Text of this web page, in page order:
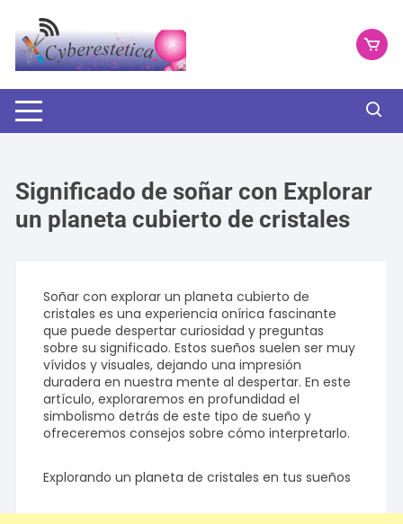
contenido
Significado de soñar con Explorar
un planeta cubierto de cristales
Soñar con explorar un planeta cubierto de
cristales es una experiencia onírica fascinante
que puede despertar curiosidad y preguntas
sobre su significado. Estos sueños suelen ser muy
vívidos y visuales, dejando una impresión
duradera en nuestra mente al despertar. En este
artículo, exploraremos en profundidad el
simbolismo detrás de este tipo de sueño y
ofreceremos consejos sobre cómo interpretarlo.
Explorando un planeta de cristales en tus sueños